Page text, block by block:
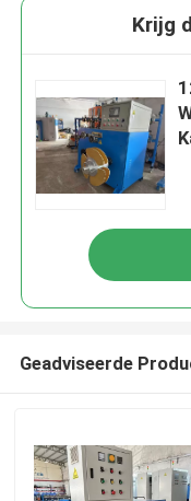
Krijg
Geadviseerde